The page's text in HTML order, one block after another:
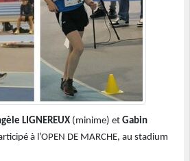
LIGNEREUX (minime) et Gabin
à l’OPEN DE MARCHE, au stadium